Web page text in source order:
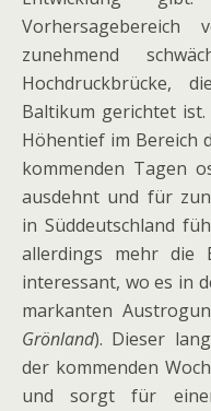
zunehmend
Hochdruckbrücke,
Baltikum gerichtet
Höhentief im Bereich
kommenden Tagen
ausdehnt und für
in Süddeutschland
allerdings mehr die
interessant, wo es in
markanten
Grönland). Dieser
der kommenden
und sorgt für